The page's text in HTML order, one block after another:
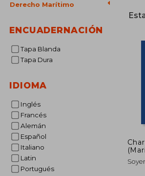
Derecho Marítimo
ENCUADERNACIÓN
Tapa Blanda
Tapa Dura
IDIOMA
Inglés
Francés
Alemán
Español
Italiano
Latin
Portugués
(en